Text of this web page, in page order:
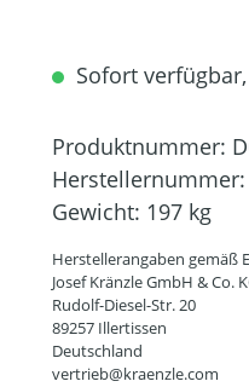
Sofort
Produktnummer:
Herstellernummer:
Gewicht: 197 kg
Herstellerangaben gemäß
Josef Kränzle GmbH & Co.
Rudolf-Diesel-Str. 20
89257 Illertissen
Deutschland
vertrieb@kraenzle.com